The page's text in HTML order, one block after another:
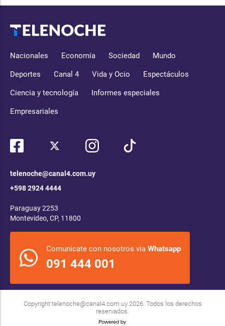
Nacionales Economía Sociedad Mundo
Deportes Canal 4 Vida y Ocio Espectáculos
Ciencia y tecnología Informes especiales
Empresariales
telenoche@canal4.com.uy
+598 2924 4444
Paraguay 2253
Montevideo, CP, 11800
Comunicate con nosotros via Whatsapp
091 444 001
Copyright telenoche@canal4.com.uy2026. Todos los derechos
reservados.